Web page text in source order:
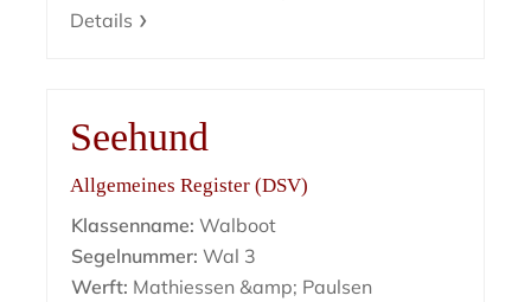
Details
Seehund
Allgemeines Register (DSV)
Klassenname: Walboot
Segelnummer: Wal 3
Werft: Mathiessen &amp; Paulsen